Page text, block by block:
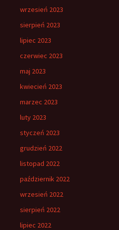
wrzesień 2023
sierpień 2023
lipiec 2023
czerwiec 2023
maj 2023
kwiecień 2023
marzec 2023
luty 2023
styczeń 2023
grudzień 2022
listopad 2022
październik 2022
wrzesień 2022
sierpień 2022
lipiec 2022